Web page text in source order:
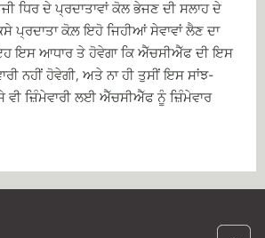
ਧਿਰ ਦੇ ਪ੍ਰਦਾਤਾਵਾਂ ਕੋਲ ਭੇਜਣ ਦੀ ਸਲਾਹ ਦੇ
ਪ੍ਰਦਾਤਾ ਕੋਲ਼ ਇਹੋ ਜਿਹੀਆਂ ਸੇਵਾਵਾਂ ਲੈਣ ਦਾ
ਇਸ ਆਧਾਰ ਤੇ ਹੋਵੇਗਾ ਕਿ ਐੱਚਸੀਐੱਫ ਦੀ ਇਸ
ਨਹੀਂ ਹੋਵੇਗੀ, ਅਤੇ ਨਾ ਹੀ ਤੁਸੀਂ ਇਸ ਸਾਂਝ-
ਵੀ ਜ਼ਿੰਮੇਵਾਰੀ ਲਈ ਐੱਚਸੀਐੱਫ ਨੂੰ ਜ਼ਿੰਮੇਵਾਰ